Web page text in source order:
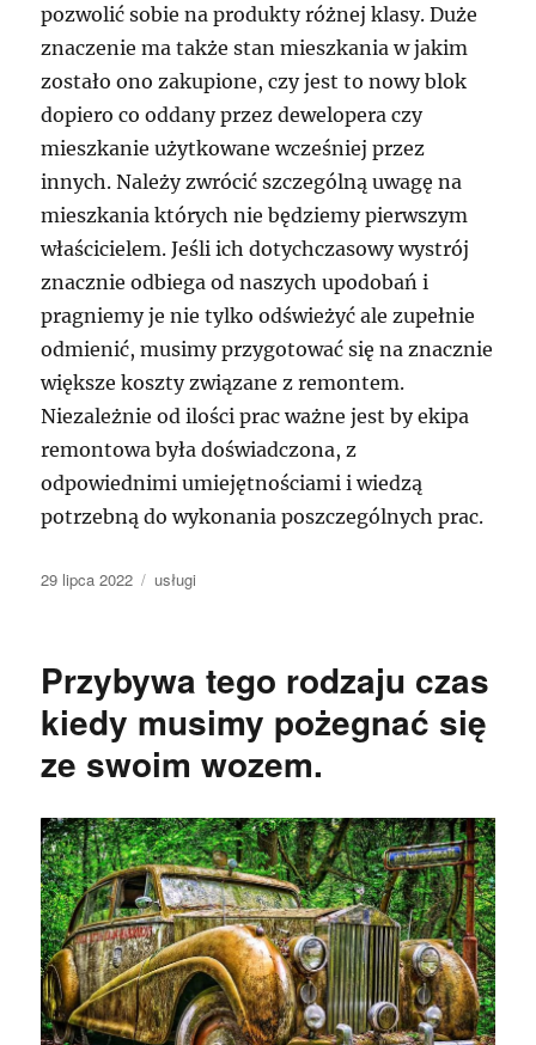
pozwolić sobie na produkty różnej klasy. Duże
znaczenie ma także stan mieszkania w jakim
zostało ono zakupione, czy jest to nowy blok
dopiero co oddany przez dewelopera czy
mieszkanie użytkowane wcześniej przez
innych. Należy zwrócić szczególną uwagę na
mieszkania których nie będziemy pierwszym
właścicielem. Jeśli ich dotychczasowy wystrój
znacznie odbiega od naszych upodobań i
pragniemy je nie tylko odświeżyć ale zupełnie
odmienić, musimy przygotować się na znacznie
większe koszty związane z remontem.
Niezależnie od ilości prac ważne jest by ekipa
remontowa była doświadczona, z
odpowiednimi umiejętnościami i wiedzą
potrzebną do wykonania poszczególnych prac.
Data
29 lipca 2022 Kategorie
usługi
Przybywa tego rodzaju czas
kiedy musimy pożegnać się
ze swoim wozem.